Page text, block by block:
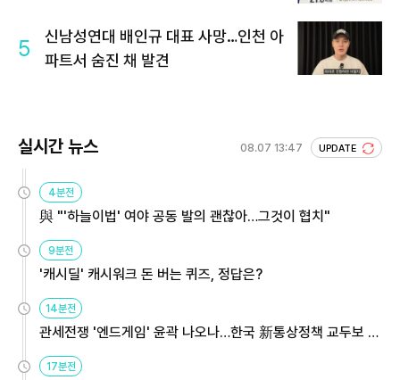
5
신남성연대 배인규 대표 사망…인천 아
파트서 숨진 채 발견
실시간 뉴스 08.07 13:47 UPDATE
4분전
與 "'하늘이법' 여야 공동 발의 괜찮아…그것이 협치"
9분전
'캐시딜' 캐시워크 돈 버는 퀴즈, 정답은?
14분전
관세전쟁 '엔드게임' 윤곽 나오나…한국 新통상정책 교두보 활
용해야
17분전